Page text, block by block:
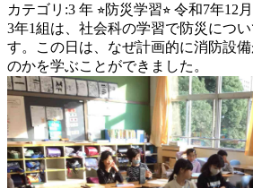
カテゴリ:3 年 ⭐︎防災学習⭐︎ 令和7年12
3年1組は、社会科の学習で防災につ
す。この日は、なぜ計画的に消防設
のかを学ぶことができました。